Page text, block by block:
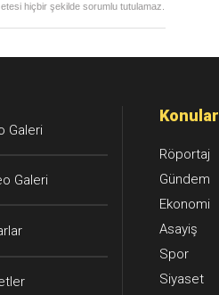
hiçbir şekilde sorumlu tutulamaz.
Galeri
Galeri
Konular
Röportaj
Gündem
Ekonomi
Asayiş
Spor
Siyaset